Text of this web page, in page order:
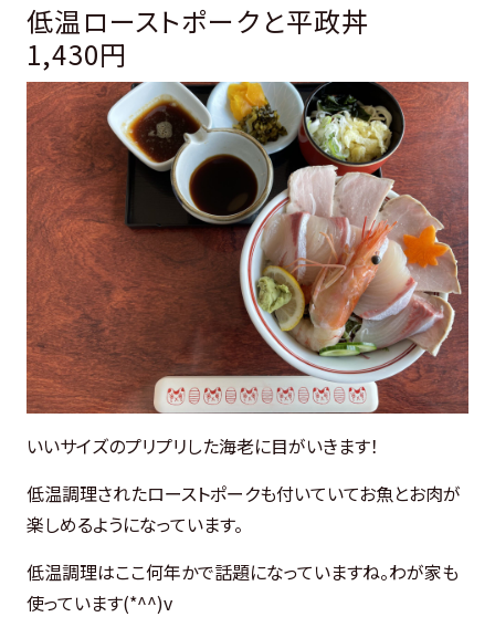
低温ローストポークと平政丼
1,430円
いいサイズのプリプリした海老に目がいきます！
低温調理されたローストポークも付いていてお魚とお肉が
楽しめるようになっています。
低温調理はここ何年かで話題になっていますね。わが家も
使っています(*^^)v